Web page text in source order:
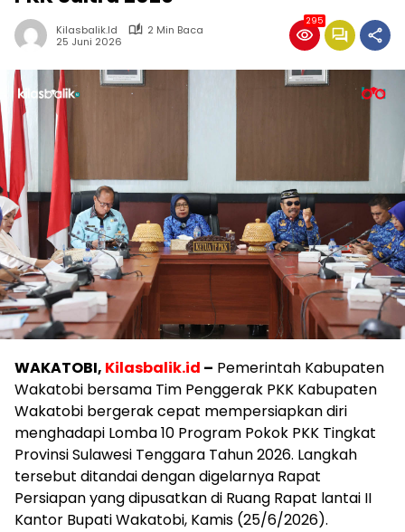
Kilasbalik.id
2 Min Baca
25 Juni 2026
295
WAKATOBI, Kilasbalik.id – Pemerintah Kabupaten
Wakatobi bersama Tim Penggerak PKK Kabupaten
Wakatobi bergerak cepat mempersiapkan diri
menghadapi Lomba 10 Program Pokok PKK Tingkat
Provinsi Sulawesi Tenggara Tahun 2026. Langkah
tersebut ditandai dengan digelarnya Rapat
Persiapan yang dipusatkan di Ruang Rapat lantai II
Kantor Bupati Wakatobi, Kamis (25/6/2026).